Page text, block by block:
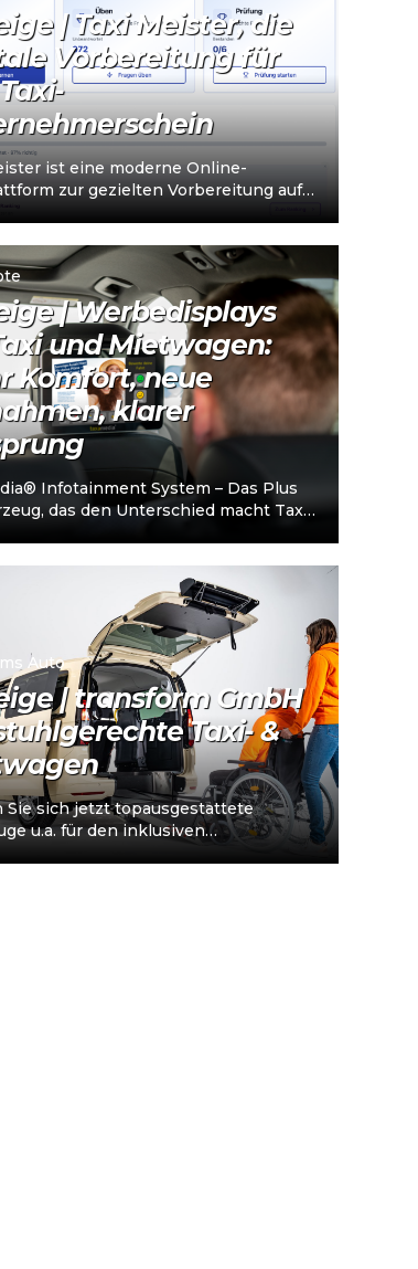
| Taxi Meister, die
Vorbereitung für
ist eine moderne Online-
zur gezielten Vorbereitung auf
und Mietwagen-
an…
| Werbedisplays
und Mietwagen:
Komfort, neue
klarer
Infotainment System – Das Plus
das den Unterschied macht Taxi-
Auto
| transform GmbH
Taxi- &
Sie sich jetzt topausgestattete
u.a. für den inklusiven